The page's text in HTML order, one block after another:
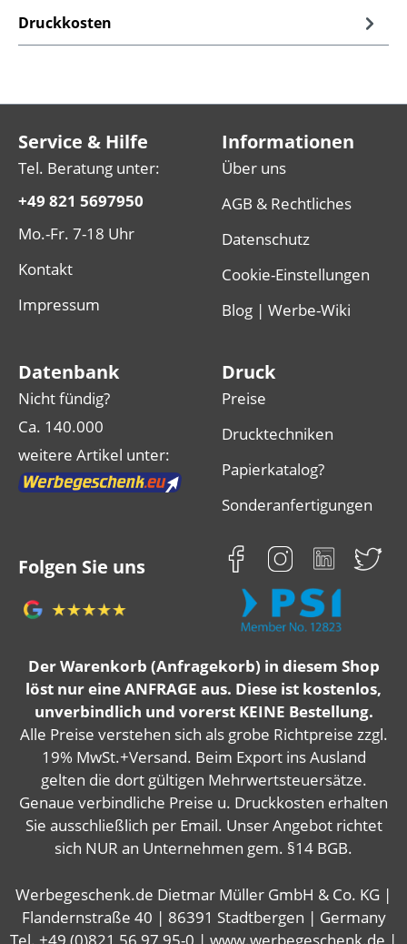
Druckkosten
Service & Hilfe
Tel. Beratung unter:
+49 821 5697950
Mo.-Fr. 7-18 Uhr
Kontakt
Impressum
Informationen
Über uns
AGB & Rechtliches
Datenschutz
Cookie-Einstellungen
Blog | Werbe-Wiki
Datenbank
Nicht fündig?
Ca. 140.000
weitere Artikel unter:
Druck
Preise
Drucktechniken
Papierkatalog?
Sonderanfertigungen
Folgen Sie uns
Der Warenkorb (Anfragekorb) in diesem Shop
löst nur eine ANFRAGE aus. Diese ist kostenlos,
unverbindlich und vorerst KEINE Bestellung.
Alle Preise verstehen sich als grobe Richtpreise zzgl.
19% MwSt.+Versand. Beim Export ins Ausland
gelten die dort gültigen Mehrwertsteuersätze.
Genaue verbindliche Preise u. Druckkosten erhalten
Sie ausschließlich per Email. Unser Angebot richtet
sich NUR an Unternehmen gem. §14 BGB.
Werbegeschenk.de Dietmar Müller GmbH & Co. KG |
Flandernstraße 40 | 86391 Stadtbergen | Germany